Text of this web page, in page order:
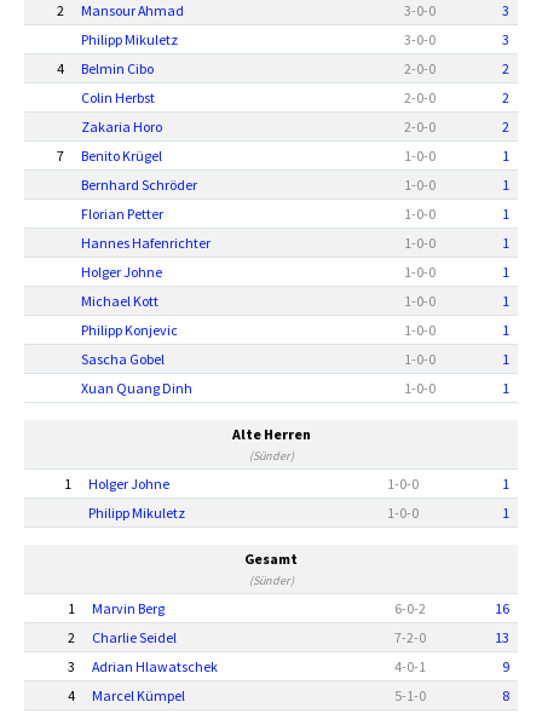
2
Mansour Ahmad 3-0-0
3
Philipp Mikuletz
3-0-0
3
4
Belmin Cibo 2-0-0
2
Colin Herbst
2-0-0
2
Zakaria Horo
2-0-0
2
7
Benito Krügel 1-0-0
1
Bernhard Schröder
1-0-0
1
Florian Petter
1-0-0
1
Hannes Hafenrichter
1-0-0
1
Holger Johne
1-0-0
1
Michael Kott
1-0-0
1
Philipp Konjevic
1-0-0
1
Sascha Gobel
1-0-0
1
Xuan Quang Dinh
1-0-0 1
Alte Herren
(Sünder)
1 Holger Johne 1-0-0
1
Philipp Mikuletz
1-0-0 1
Gesamt
(Sünder)
1 Marvin Berg 6-0-2
16
2
Charlie Seidel 7-2-0
13
3
Adrian Hlawatschek 4-0-1
9
4
Marcel Kümpel 5-1-0
8